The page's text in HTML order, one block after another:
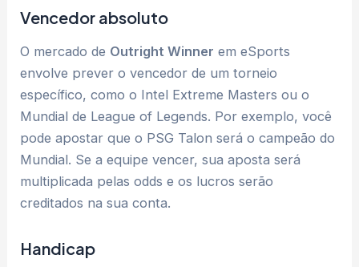
Vencedor absoluto
O mercado de Outright Winner em eSports
envolve prever o vencedor de um torneio
específico, como o Intel Extreme Masters ou o
Mundial de League of Legends. Por exemplo, você
pode apostar que o PSG Talon será o campeão do
Mundial. Se a equipe vencer, sua aposta será
multiplicada pelas odds e os lucros serão
creditados na sua conta.
Handicap